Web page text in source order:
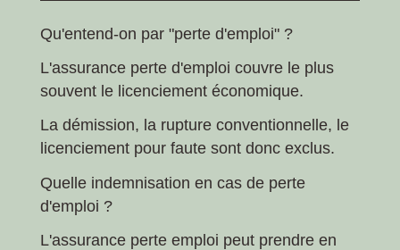
Qu'entend-on par "perte d'emploi" ?
L'assurance perte d'emploi couvre le plus
souvent le licenciement économique.
La démission, la rupture conventionnelle, le
licenciement pour faute sont donc exclus.
Quelle indemnisation en cas de perte
d'emploi ?
L'assurance perte emploi peut prendre en